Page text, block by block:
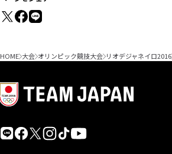
HOME 大会 オリンピック競技大会 リオデジャネイロ2016